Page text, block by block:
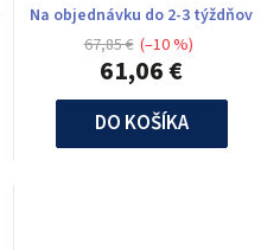
Na objednávku do 2-3 týždňov
61,06 €
67,85 € (–10 %)
DO KOŠÍKA